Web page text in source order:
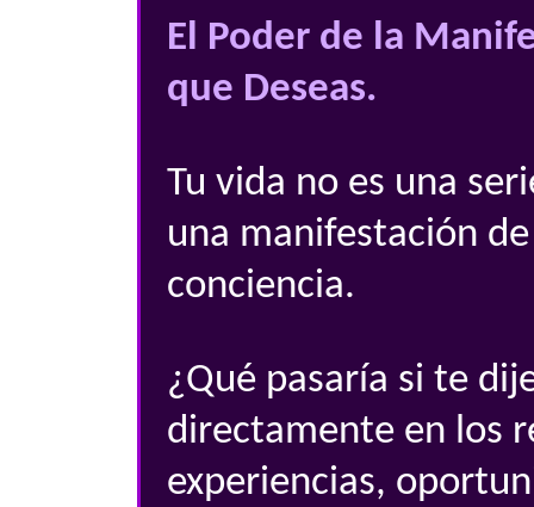
El Poder de la
que Deseas.
Tu vida no es una
una manifestación
conciencia.
¿Qué pasaría si te
directamente en los
experiencias,